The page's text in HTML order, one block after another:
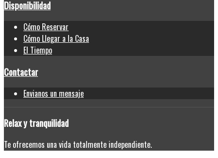
Disponibilidad
Cómo Reservar
Cómo Llegar a la Casa
El Tiempo
Contactar
Envianos un mensaje
Relaxy tranquilidad
Te ofrecemos una vida totalmente independiente.